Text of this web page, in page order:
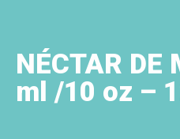
NÉCTAR DE
ml /10 oz –